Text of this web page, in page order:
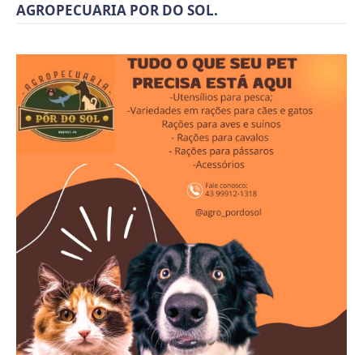
AGROPECUARIA POR DO SOL.